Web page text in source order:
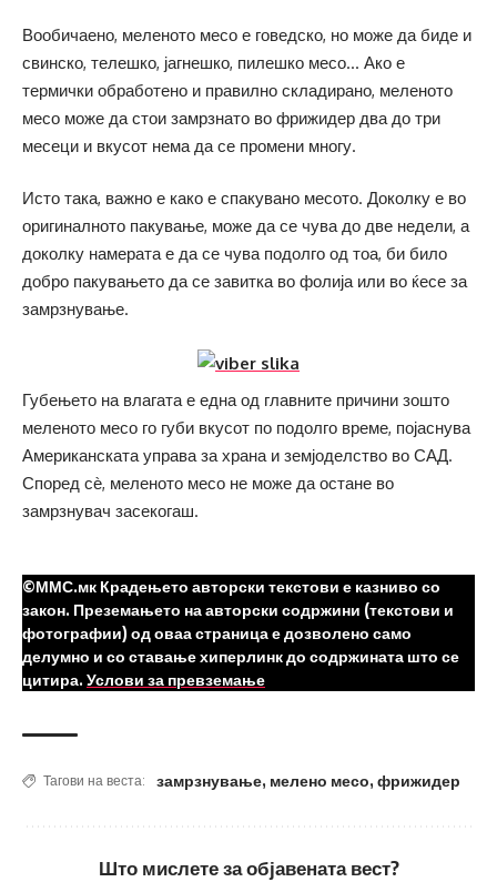
Вообичаено, меленото месо е говедско, но може да биде и
свинско, телешко, јагнешко, пилешко месо… Ако е
термички обработено и правилно складирано, меленото
месо може да стои замрзнато во фрижидер два до три
месеци и вкусот нема да се промени многу.
Исто така, важно е како е спакувано месото. Доколку е во
оригиналното пакување, може да се чува до две недели, а
доколку намерата е да се чува подолго од тоа, би било
добро пакувањето да се завитка во фолија или во ќесе за
замрзнување.
Губењето на влагата е една од главните причини зошто
меленото месо го губи вкусот по подолго време, појаснува
Американската управа за храна и земјоделство во САД.
Според сѐ, меленото месо не може да остане во
замрзнувач засекогаш.
©ММС.мк Крадењето авторски текстови е казниво со
закон. Преземањето на авторски содржини (текстови и
фотографии) од оваа страница е дозволено само
делумно и со ставање хиперлинк до содржината што се
цитира. Услови за превземање
Тагови на веста: замрзнување, мелено месо, фрижидер
Што мислете за објавената вест?